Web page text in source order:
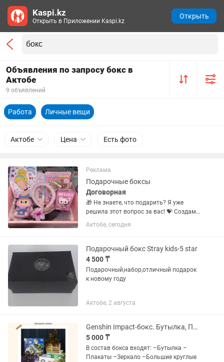
Объявления по запросу бокс в
Актобе
9 объявлений
Работа Личные вещи
Актобе Цена Есть фото
Реклама
Подарочные боксы
Договорная
🎁 Не знаете, что подарить? Я уже
решила этот вопрос за вас! 💝 Создам
для вас идеальный подарочный бокс,
который вызовет настоящий восторг с
собирается индивидуально...
Актобе, сегодня
Подарочный бокс Stray kids-5 star
4 500 ₸
Подарочный,набор,отличный подарок
к новому году
Актобе, 2 августа
Genshin Impact-бокс. Бутылка, Плакаты, Брелок
5 000 ₸
В состав бокса входят: –Бутылка –
Плакаты –Зеркало –Большие круглые
Kaspi.kz
Открыть в Приложении Kaspi.kz
Открыть